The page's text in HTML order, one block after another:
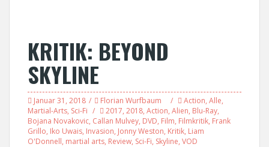
KRITIK: BEYOND
SKYLINE
Januar 31, 2018 Florian Wurfbaum Action, Alle,
Martial-Arts, Sci-Fi 2017, 2018, Action, Alien, Blu-Ray,
Bojana Novakovic, Callan Mulvey, DVD, Film, Filmkritik, Frank
Grillo, Iko Uwais, Invasion, Jonny Weston, Kritik, Liam
O'Donnell, martial arts, Review, Sci-Fi, Skyline, VOD